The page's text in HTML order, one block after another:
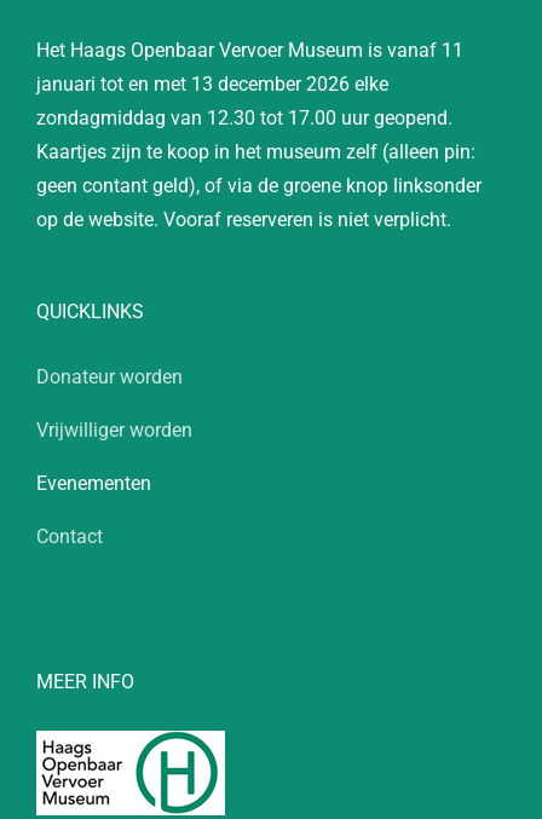
Het Haags Openbaar Vervoer Museum is vanaf 11
januari tot en met 13 december 2026 elke
zondagmiddag van 12.30 tot 17.00 uur geopend.
Kaartjes zijn te koop in het museum zelf (alleen pin:
geen contant geld), of via de groene knop linksonder
op de website. Vooraf reserveren is niet verplicht.
QUICKLINKS
Donateur worden
Vrijwilliger worden
Evenementen
Contact
MEER INFO